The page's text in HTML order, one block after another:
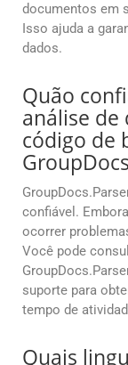
documentos em
Isso ajuda a
dados.
Quão
análise
código de
confiável.
ocorrer
Você pode
suporte para
tempo de
Quais